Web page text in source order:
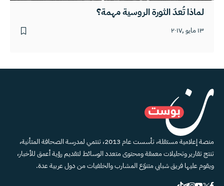
لماذا تُعدّ الثورة الروسية مهمة؟
١٣ مايو ,٢٠١٧
منصة إعلامية مستقلة، تأسست عام 2013، تنتمي لمدرسة الصحافة المتأنية،
تنتج تقارير وتحليلات معمقة ومحتوى متعدد الوسائط لتقديم رؤية أعمق للأخبار،
ويقوم عليها فريق شبابي متنوّع المشارب والخلفيات من دول عربية عدة.